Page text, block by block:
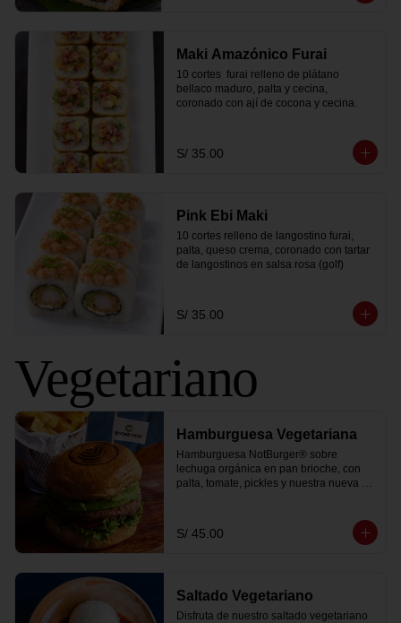
Maki Amazónico Furai
10 cortes  furai relleno de plátano
bellaco maduro, palta y cecina,
coronado con ají de cocona y cecina.
S/ 35.00
Pink Ebi Maki
10 cortes relleno de langostino furai,
palta, queso crema, coronado con tartar
de langostinos en salsa rosa (golf)
S/ 35.00
Vegetariano
Hamburguesa Vegetariana
Hamburguesa NotBurger® sobre
lechuga orgánica en pan brioche, con
palta, tomate, pickles y nuestra nueva y
peruanita frita y 1 coca cola zero.
S/ 45.00
Saltado Vegetariano
Disfruta de nuestro saltado vegetariano